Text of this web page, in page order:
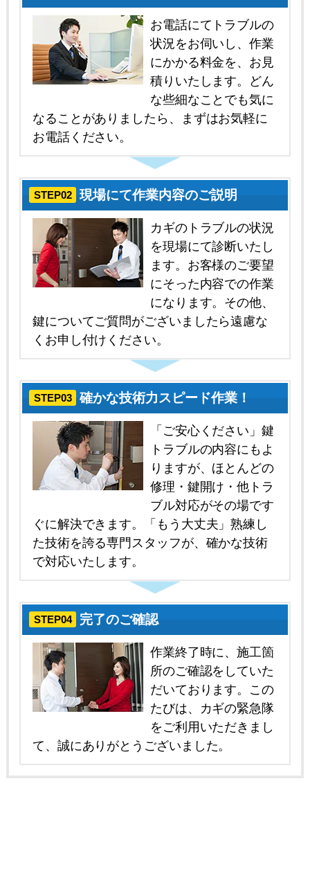
お電話にてトラブルの
状況をお伺いし、作業
にかかる料金を、お見
積りいたします。どん
な些細なことでも気に
なることがありましたら、まずはお気軽に
お電話ください。
STEP02 現場にて作業内容のご説明
カギのトラブルの状況
を現場にて診断いたし
ます。お客様のご要望
にそった内容での作業
になります。その他、
鍵についてご質問がございましたら遠慮な
くお申し付けください。
STEP03 確かな技術力スピード作業！
「ご安心ください」鍵
トラブルの内容にもよ
りますが、ほとんどの
修理・鍵開け・他トラ
ブル対応がその場です
ぐに解決できます。「もう大丈夫」熟練し
た技術を誇る専門スタッフが、確かな技術
で対応いたします。
STEP04 完了のご確認
作業終了時に、施工箇
所のご確認をしていた
だいております。この
たびは、カギの緊急隊
をご利用いただきまし
て、誠にありがとうございました。